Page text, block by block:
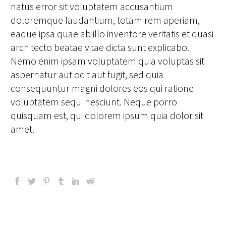
natus error sit voluptatem accusantium
doloremque laudantium, totam rem aperiam,
eaque ipsa quae ab illo inventore veritatis et quasi
architecto beatae vitae dicta sunt explicabo.
Nemo enim ipsam voluptatem quia voluptas sit
aspernatur aut odit aut fugit, sed quia
consequuntur magni dolores eos qui ratione
voluptatem sequi nesciunt. Neque porro
quisquam est, qui dolorem ipsum quia dolor sit
amet.